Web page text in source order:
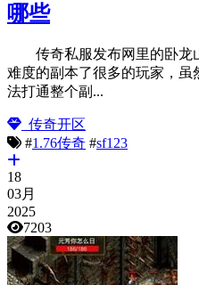
哪些
传奇私服发布网里的卧龙
难度的副本了很多的玩家，
法打通整个副...
传奇开区
#1.76传奇 #sf123
18
03月
2025
7203